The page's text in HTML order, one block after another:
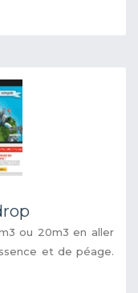
ou 20m3 en aller
et de péage.